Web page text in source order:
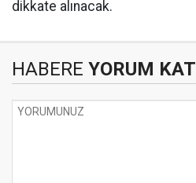
dikkate alınacak.
HABERE YORUM KAT